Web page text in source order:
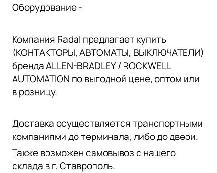
Оборудование -
Компания Radal предлагает купить
(КОНТАКТОРЫ, АВТОМАТЫ, ВЫКЛЮЧАТЕЛИ)
бренда ALLEN-BRADLEY / ROCKWELL
AUTOMATION по выгодной цене, оптом или
в розницу.
Доставка осуществляется транспортными
компаниями до терминала, либо до двери.
Также возможен самовывоз с нашего
склада в г. Ставрополь.